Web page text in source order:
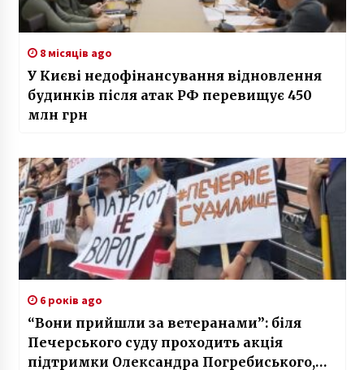
8 місяців ago
У Києві недофінансування відновлення
будинків після атак РФ перевищує 450
млн грн
6 років ago
“Вони прийшли за ветеранами”: біля
Печерського суду проходить акція
підтримки Олександра Погребиського,